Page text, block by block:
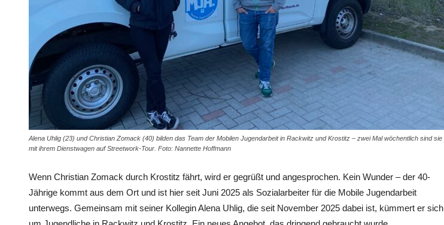
Alena Uhlig (23) und Christian Zomack (40) bilden das Team der Mobilen Jugendarbeit in Rackwitz und Krostitz – zwei Mal wöchentlich sind sie
mit ihrem Dienstwagen auf Streetwork-Tour. Foto: Nannette Hoffmann
Wenn Christian Zomack durch Krostitz fährt, wird er gegrüßt und angesprochen. Kein Wunder – der 40-
Jährige kommt aus dem Ort und ist hier seit Juni 2025 als Sozialarbeiter für die Mobile Jugendarbeit
unterwegs. Gemeinsam mit seiner Kollegin Alena Uhlig, die seit November 2025 dabei ist, kümmert er sich